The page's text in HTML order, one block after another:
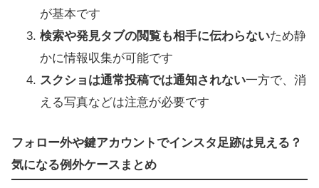
が基本です
検索や発見タブの閲覧も相手に伝わらないため静
かに情報収集が可能です
スクショは通常投稿では通知されない一方で、消
える写真などは注意が必要です
フォロー外や鍵アカウントでインスタ足跡は見える？
気になる例外ケースまとめ